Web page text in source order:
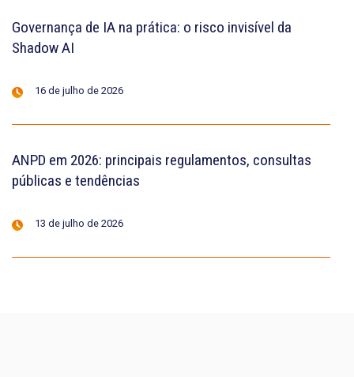
Governança de IA na prática: o risco invisível da
Shadow AI
16 de julho de 2026
ANPD em 2026: principais regulamentos, consultas
públicas e tendências
13 de julho de 2026